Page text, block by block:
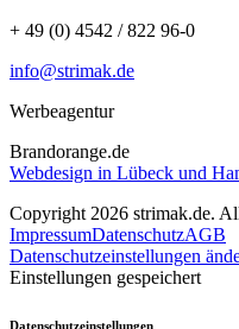
+ 49 (0) 4542 / 822 96-0
info@strimak.de
Werbeagentur
Brandorange.de
Webdesign in Lübeck und
Copyright 2026 strimak.de.
ImpressumDatenschutzAGB
Datenschutzeinstellungen
Einstellungen gespeichert
Datenschutzeinstellungen